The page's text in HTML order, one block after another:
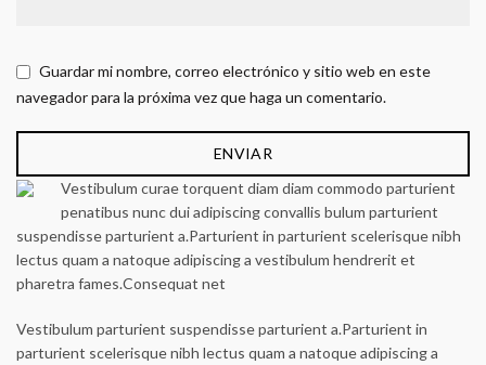
Guardar mi nombre, correo electrónico y sitio web en este
navegador para la próxima vez que haga un comentario.
Vestibulum curae torquent diam diam commodo parturient
penatibus nunc dui adipiscing convallis bulum parturient
suspendisse parturient a.Parturient in parturient scelerisque nibh
lectus quam a natoque adipiscing a vestibulum hendrerit et
pharetra fames.Consequat net
Vestibulum parturient suspendisse parturient a.Parturient in
parturient scelerisque nibh lectus quam a natoque adipiscing a